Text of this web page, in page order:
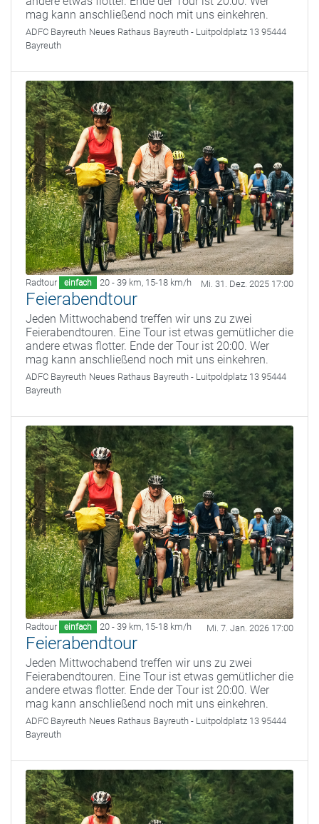
mag kann anschließend noch mit uns einkehren.
ADFC Bayreuth Neues Rathaus Bayreuth - Luitpoldplatz 13 95444
Bayreuth
Radtour einfach 20 - 39 km, 15-18 km/h Mi. 31. Dez. 2025 17:00
Feierabendtour
Jeden Mittwochabend treffen wir uns zu zwei
Feierabendtouren. Eine Tour ist etwas gemütlicher die
andere etwas flotter. Ende der Tour ist 20:00. Wer
mag kann anschließend noch mit uns einkehren.
ADFC Bayreuth Neues Rathaus Bayreuth - Luitpoldplatz 13 95444
Bayreuth
Radtour einfach 20 - 39 km, 15-18 km/h Mi. 7. Jan. 2026 17:00
Feierabendtour
Jeden Mittwochabend treffen wir uns zu zwei
Feierabendtouren. Eine Tour ist etwas gemütlicher die
andere etwas flotter. Ende der Tour ist 20:00. Wer
mag kann anschließend noch mit uns einkehren.
ADFC Bayreuth Neues Rathaus Bayreuth - Luitpoldplatz 13 95444
Bayreuth